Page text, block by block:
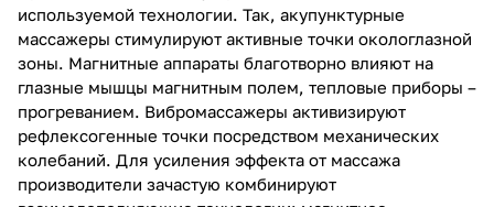
используемой технологии. Так, акупунктурные
массажеры стимулируют активные точки окологлазной
зоны. Магнитные аппараты благотворно влияют на
глазные мышцы магнитным полем, тепловые приборы –
прогреванием. Вибромассажеры активизируют
рефлексогенные точки посредством механических
колебаний. Для усиления эффекта от массажа
производители зачастую комбинируют